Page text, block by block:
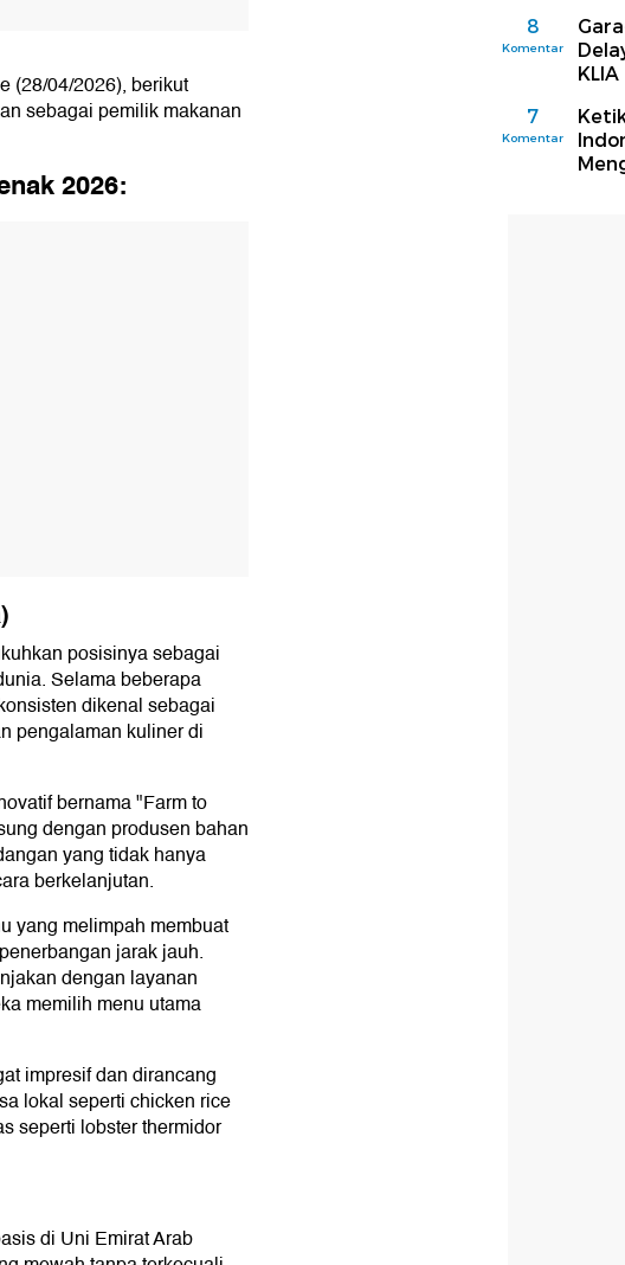
(28/04/2026), berikut
sebagai pemilik makanan
2026:
posisinya sebagai
Selama beberapa
dikenal sebagai
pengalaman kuliner di
bernama "Farm to
dengan produsen bahan
yang tidak hanya
berkelanjutan.
yang melimpah membuat
jarak jauh.
dengan layanan
memilih menu utama
impresif dan dirancang
lokal seperti chicken rice
seperti lobster thermidor
di Uni Emirat Arab
8
Komentar
KLIA
7
Komentar